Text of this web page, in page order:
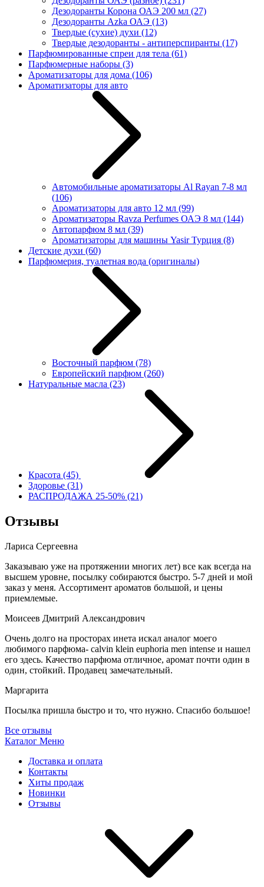
Дезодоранты Корона ОАЭ 200 мл (27)
Дезодоранты Azka ОАЭ (13)
Твердые (сухие) духи (12)
Твердые дезодоранты - антиперспиранты (17)
Парфюмированные спреи для тела (61)
Парфюмерные наборы (3)
Ароматизаторы для дома (106)
Ароматизаторы для авто
Автомобильные ароматизаторы Al Rayan 7-8 мл
(106)
Ароматизаторы для авто 12 мл (99)
Ароматизаторы Ravza Perfumes ОАЭ 8 мл (144)
Автопарфюм 8 мл (39)
Ароматизаторы для машины Yasir Турция (8)
Детские духи (60)
Парфюмерия, туалетная вода (оригиналы)
Восточный парфюм (78)
Европейский парфюм (260)
Натуральные масла (23)
Красота (45)
Здоровье (31)
РАСПРОДАЖА 25-50% (21)
Отзывы
Лариса Сергеевна
Заказываю уже на протяжении многих лет) все как всегда на
высшем уровне, посылку собираются быстро. 5-7 дней и мой
заказ у меня. Ассортимент ароматов большой, и цены
приемлемые.
Моисеев Дмитрий Александрович
Очень долго на просторах инета искал аналог моего
любимого парфюма- calvin klein euphoria men intense и нашел
его здесь. Качество парфюма отличное, аромат почти один в
один, стойкий. Продавец замечательный.
Маргарита
Посылка пришла быстро и то, что нужно. Спасибо большое!
Все отзывы
Каталог Меню
Доставка и оплата
Контакты
Хиты продаж
Новинки
Отзывы